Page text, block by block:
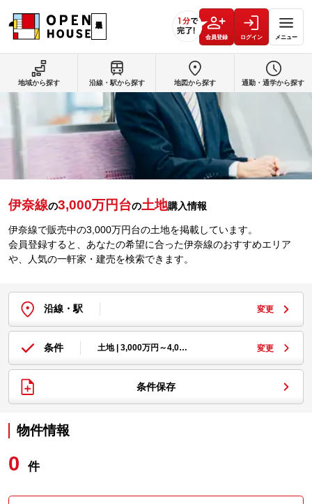
会員登録 ログイン メニュー
伊奈線の3,000万円台の土地購入情報
伊奈線で販売中の3,000万円台の土地を掲載しています。
会員登録すると、あなたの希望に合った伊奈線のおすすめエリア
や、人気の一軒家・建売を検索できます。
沿線・駅 変更
条件 土地 | 3,000万円～4,0… 変更
条件保存
物件情報
0 件
地域から探す 沿線・駅から探す 地図から探す 通勤・通学から探す